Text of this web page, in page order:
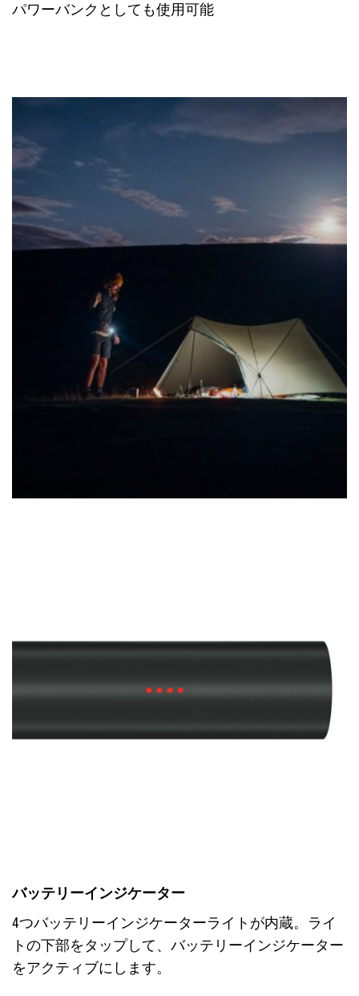
パワーバンクとしても使用可能
バッテリーインジケーター
4つバッテリーインジケーターライトが内蔵。ライ
トの下部をタップして、バッテリーインジケーター
をアクティブにします。